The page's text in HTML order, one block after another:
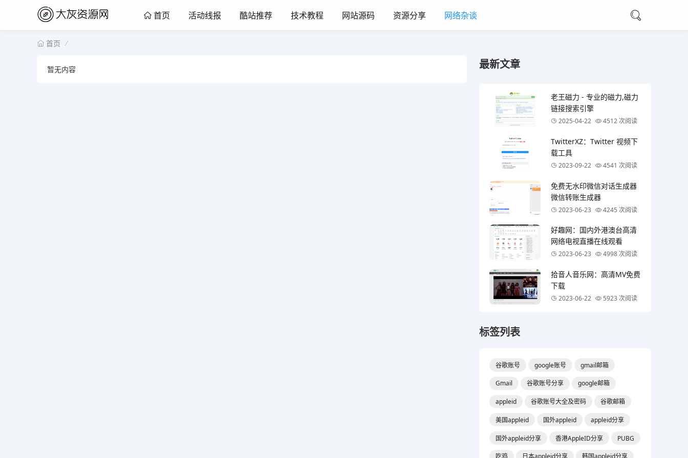
首页 活动线报 酷站推荐 技术教程 网站源码 资源分享 网络杂谈
首页
暂无内容 最新文章
老王磁力 - 专业的磁力,磁力
链接搜索引擎
2025-04-22 4512 次阅读
TwitterXZ：Twitter 视频下
载工具
2023-09-22 4541 次阅读
免费无水印微信对话生成器
微信转账生成器
2023-06-23 4245 次阅读
好趣网：国内外港澳台高清
网络电视直播在线观看
2023-06-23 4998 次阅读
拾音人音乐网：高清MV免费
下载
2023-06-22 5923 次阅读
标签列表
谷歌账号 google账号 gmail邮箱
Gmail 谷歌账号分享 google邮箱
appleid 谷歌账号大全及密码 谷歌邮箱
美国appleid 国外appleid appleid分享
国外appleid分享 香港AppleID分享 PUBG